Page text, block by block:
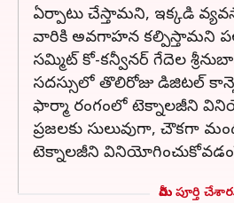
ఏర్పాటు చేస్తామని, ఇక్కడి
వారికి అవగాహన కల్పిస్తామని
సమ్మిట్‌ కో-కన్వీనర్‌ గేదెల
సదస్సులో తొలిరోజు డిజిటల్
ఫార్మా రంగంలో టెక్నాలజీని
ప్రజలకు సులువుగా, చౌకగా
టెక్నాలజీని
మీరు పూర్తి